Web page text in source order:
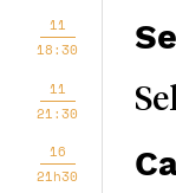
11
18:30
11
21:30
16
21h30